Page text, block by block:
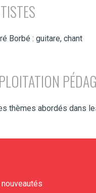
Borbé : guitare, chant
thèmes abordés dans